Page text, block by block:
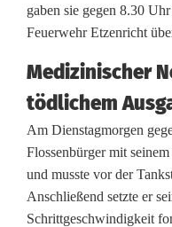
r
ä
l
l
e
i
gaben sie gegen 8.30
Feuerwehr Etzenricht
Medizinischer
tödlichem
Am Dienstagmorgen
Flossenbürger mit
und musste vor der
Anschließend setzte er
Schrittgeschwindigkeit